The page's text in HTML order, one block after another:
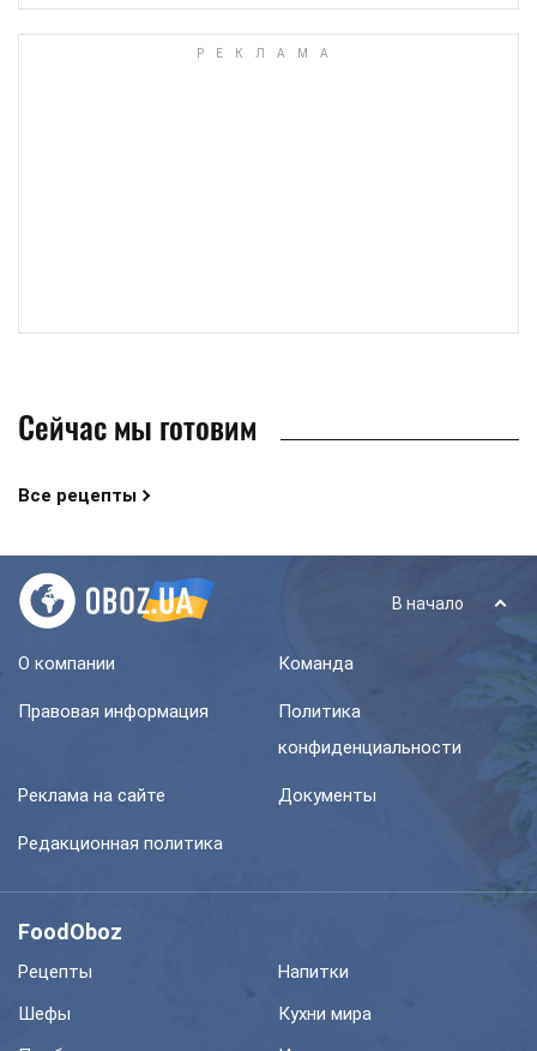
Сейчас мы готовим
Все рецепты
В начало
О компании Команда
Правовая информация
Политика
конфиденциальности
Реклама на сайте Документы
Редакционная политика
FoodOboz
Рецепты
Напитки
Шефы
Кухни мира